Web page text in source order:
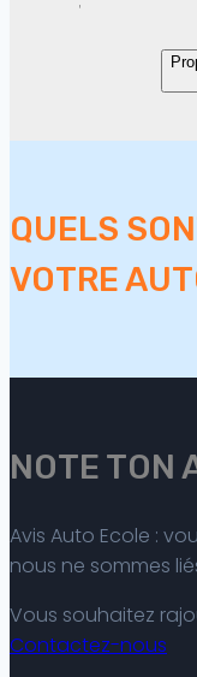
QUELS
VOTRE
NOTE TON
Avis Auto Ecole :
nous ne sommes
Vous souhaitez
Contactez-nous